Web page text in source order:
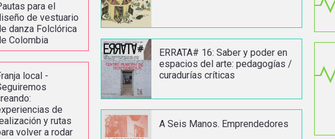
para el
de vestuario
danza Folclórica
Colombia
local -
de
y rutas
volver a rodar
ERRATA# 16: Saber y poder en
espacios del arte: pedagogías /
curadurías críticas
A Seis Manos. Emprendedores